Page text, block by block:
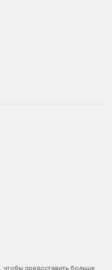
, чтобы предоставить больше